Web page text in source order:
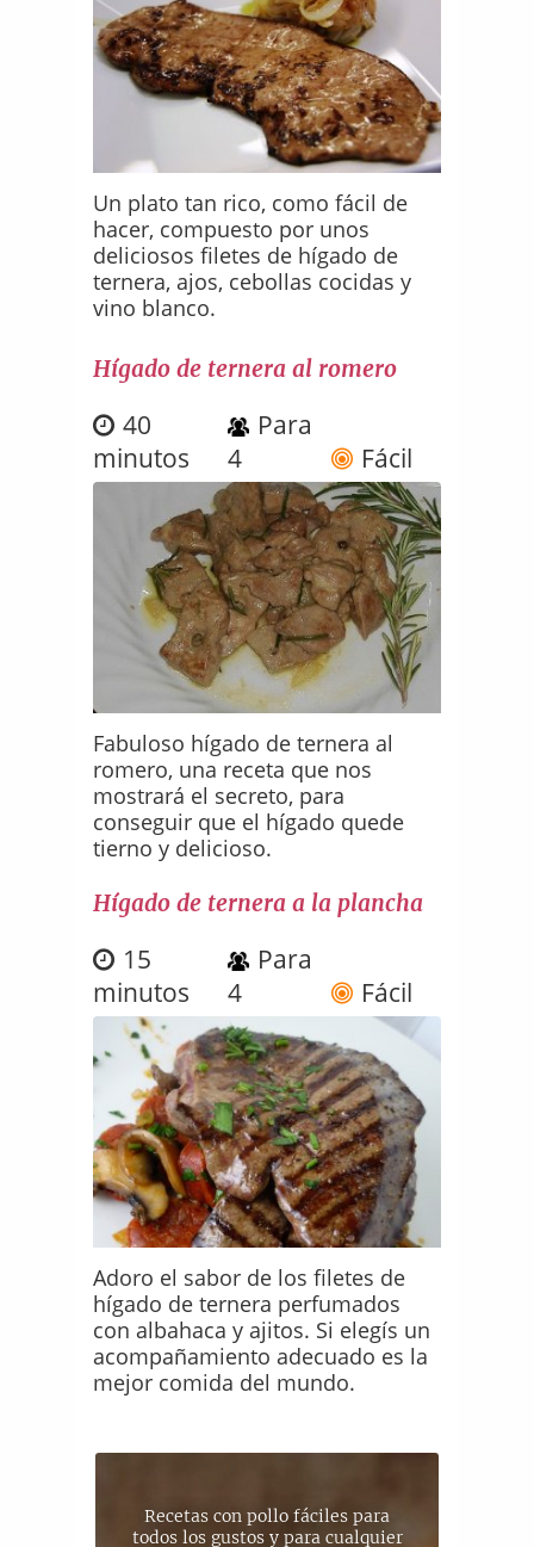
Un plato tan rico, como fácil de
hacer, compuesto por unos
deliciosos filetes de hígado de
ternera, ajos, cebollas cocidas y
vino blanco.
Hígado de ternera al romero
40
minutos
Para
4
Fácil
Fabuloso hígado de ternera al
romero, una receta que nos
mostrará el secreto, para
conseguir que el hígado quede
tierno y delicioso.
Hígado de ternera a la plancha
15
minutos
Para
4
Fácil
Adoro el sabor de los filetes de
hígado de ternera perfumados
con albahaca y ajitos. Si elegís un
acompañamiento adecuado es la
mejor comida del mundo.
Recetas con pollo fáciles para
todos los gustos y para cualquier